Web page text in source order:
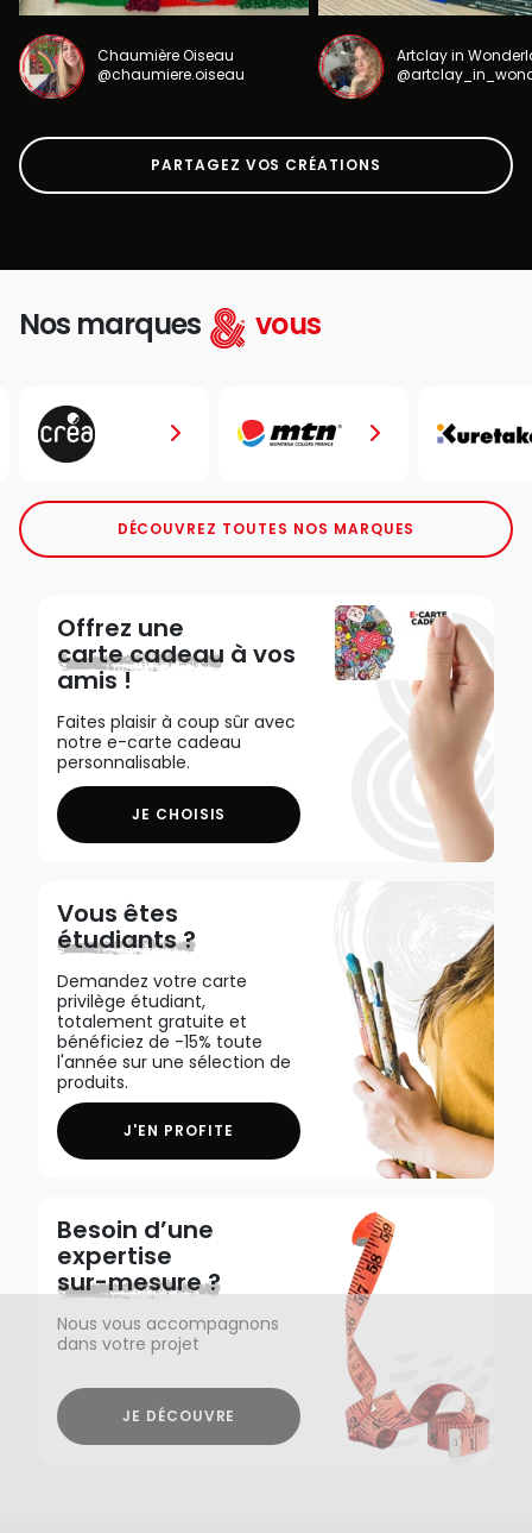
Chaumière Oiseau
@chaumiere.oiseau
Artclay in
PARTAGEZ VOS CRÉATIONS
Nos marques vous
DÉCOUVREZ TOUTES NOS MARQUES
Offrez une
carte cadeau à vos
amis !
Faites plaisir à coup sûr avec
notre e-carte cadeau
personnalisable.
JE CHOISIS
Vous êtes
étudiants ?
Demandez votre carte
privilège étudiant,
totalement gratuite et
bénéficiez de -15% toute
l'année sur une sélection de
produits.
J'EN PROFITE
Besoin d’une
expertise
sur-mesure ?
Nous vous accompagnons
dans votre projet
JE DÉCOUVRE